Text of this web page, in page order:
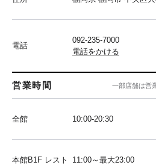
電話
092-235-7000
電話をかける
営業時間 一部店舗は営
全館 10:00-20:30
本館B1F レスト
11:00～最大23:00